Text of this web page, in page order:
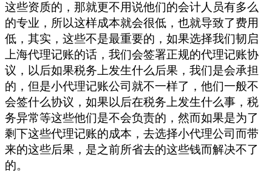
这些资质的，那就更不用说他们的会计人员有多么
的专业，所以这样成本就会很低，也就导致了费用
低，其实，这些不是最重要的，如果选择我们韧启
上海代理记账的话，我们会签署正规的代理记账协
议，以后如果税务上发生什么后果，我们是会承担
的，但是小代理记账公司就不一样了，他们一般不
会签什么协议，如果以后在税务上发生什么事，税
务异常等这些他们是不会负责的，然而如果是为了
剩下这些代理记账的成本，去选择小代理公司而带
来的这些后果，是之前所省去的这些钱而解决不了
的。